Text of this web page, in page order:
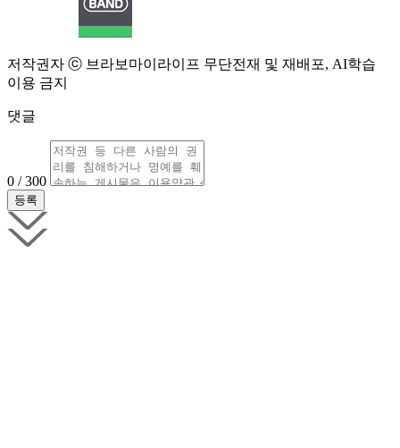
저작권자 ⓒ 브라보마이라이프 무단전재 및 재배포, AI학습
이용 금지
댓글
0 / 300